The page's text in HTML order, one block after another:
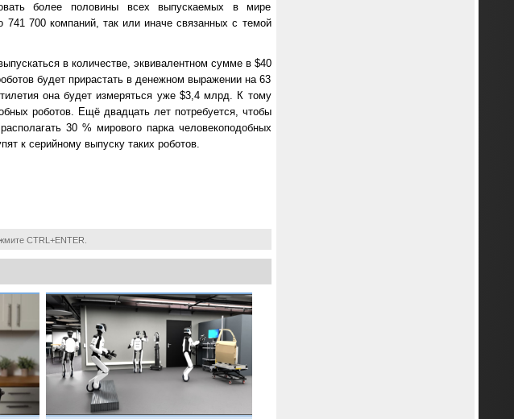
более половины всех выпускаемых в мире
700 компаний, так или иначе связанных с темой
в количестве, эквивалентном сумме в $40
будет прирастать в денежном выражении на 63
она будет измеряться уже $3,4 млрд. К тому
роботов. Ещё двадцать лет потребуется, чтобы
30 % мирового парка человекоподобных
к серийному выпуску таких роботов.
CTRL+ENTER.